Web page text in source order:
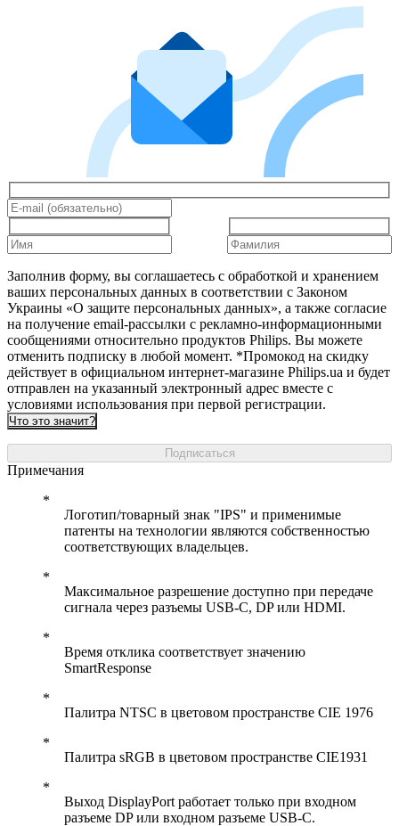
Заполнив форму, вы соглашаетесь с обработкой и хранением
ваших персональных данных в соответствии с Законом
Украины «О защите персональных данных», а также согласие
на получение email-рассылки с рекламно-информационными
сообщениями относительно продуктов Philips. Вы можете
отменить подписку в любой момент. *Промокод на скидку
действует в официальном интернет-магазине Philips.ua и будет
отправлен на указанный электронный адрес вместе с
условиями использования при первой регистрации.
Что это значит?
Подписаться
Примечания
Логотип/товарный знак "IPS" и применимые
патенты на технологии являются собственностью
соответствующих владельцев.
Максимальное разрешение доступно при передаче
сигнала через разъемы USB-C, DP или HDMI.
Время отклика соответствует значению
SmartResponse
Палитра NTSC в цветовом пространстве CIE 1976
Палитра sRGB в цветовом пространстве CIE1931
Выход DisplayPort работает только при входном
разъеме DP или входном разъеме USB-C.